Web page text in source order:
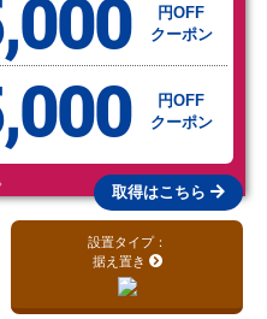
円OFF
クーポン
円OFF
クーポン
取得はこちら
設置タイプ：
据え置き